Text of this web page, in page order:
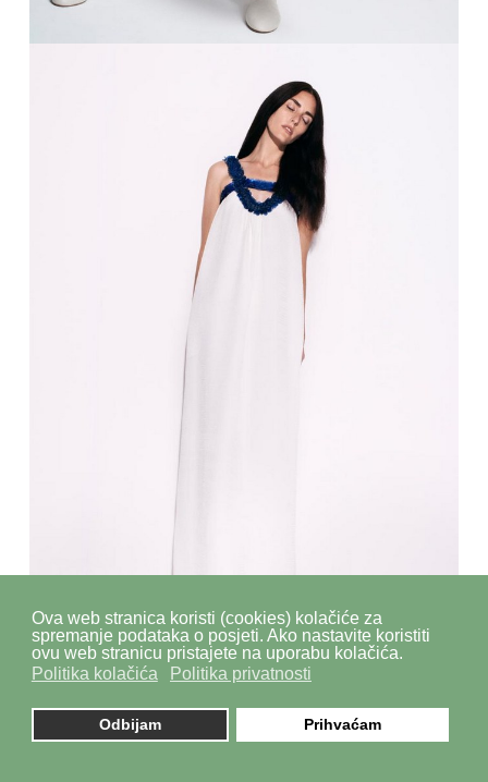
Ova web stranica koristi (cookies) kolačiće za
spremanje podataka o posjeti. Ako nastavite koristiti
ovu web stranicu pristajete na uporabu kolačića.
Politika kolačića
Politika privatnosti
Odbijam Prihvaćam